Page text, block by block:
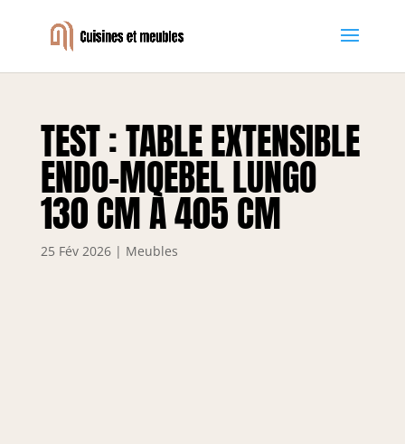
TEST : TABLE EXTENSIBLE
ENDO-MOEBEL LUNGO
130 CM À 405 CM
25 Fév 2026| Meubles